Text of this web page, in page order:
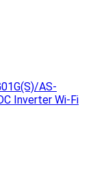
AS-
Inverter Wi-Fi